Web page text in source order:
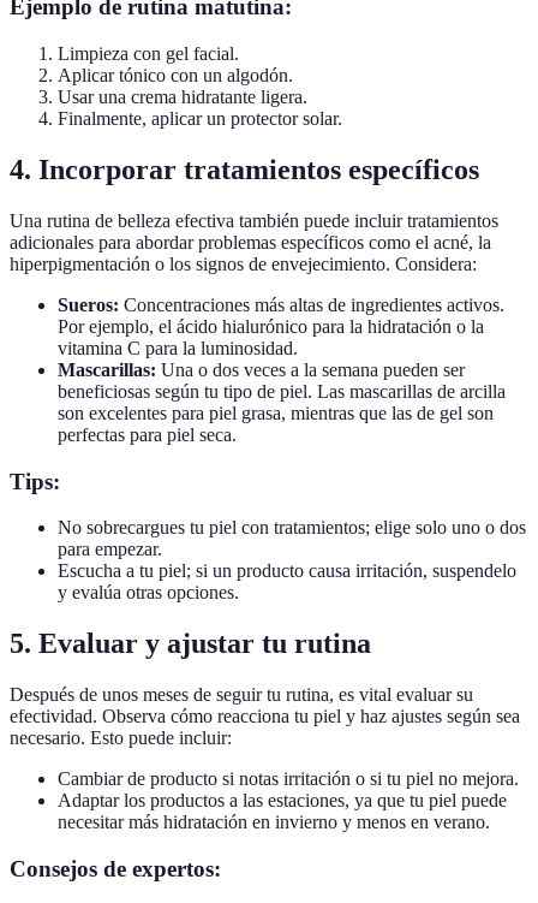
Ejemplo de rutina matutina:
Limpieza con gel facial.
Aplicar tónico con un algodón.
Usar una crema hidratante ligera.
Finalmente, aplicar un protector solar.
4. Incorporar tratamientos específicos
Una rutina de belleza efectiva también puede incluir tratamientos
adicionales para abordar problemas específicos como el acné, la
hiperpigmentación o los signos de envejecimiento. Considera:
Sueros: Concentraciones más altas de ingredientes activos.
Por ejemplo, el ácido hialurónico para la hidratación o la
vitamina C para la luminosidad.
Mascarillas: Una o dos veces a la semana pueden ser
beneficiosas según tu tipo de piel. Las mascarillas de arcilla
son excelentes para piel grasa, mientras que las de gel son
perfectas para piel seca.
Tips:
No sobrecargues tu piel con tratamientos; elige solo uno o dos
para empezar.
Escucha a tu piel; si un producto causa irritación, suspendelo
y evalúa otras opciones.
5. Evaluar y ajustar tu rutina
Después de unos meses de seguir tu rutina, es vital evaluar su
efectividad. Observa cómo reacciona tu piel y haz ajustes según sea
necesario. Esto puede incluir:
Cambiar de producto si notas irritación o si tu piel no mejora.
Adaptar los productos a las estaciones, ya que tu piel puede
necesitar más hidratación en invierno y menos en verano.
Consejos de expertos: